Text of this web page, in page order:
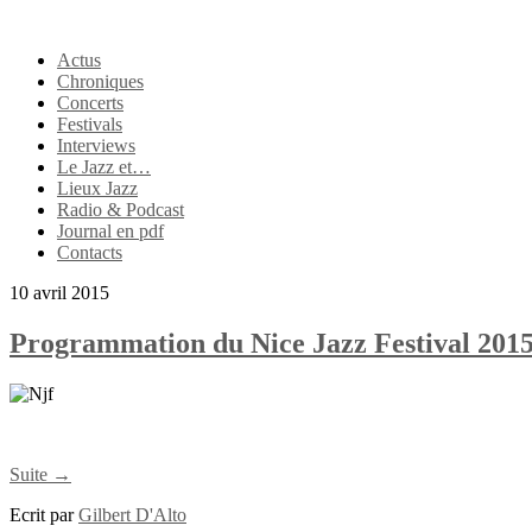
Actus
Chroniques
Concerts
Festivals
Interviews
Le Jazz et…
Lieux Jazz
Radio & Podcast
Journal en pdf
Contacts
10 avril 2015
Programmation du Nice Jazz Festival
Suite →
Ecrit parGilbert D'Alto